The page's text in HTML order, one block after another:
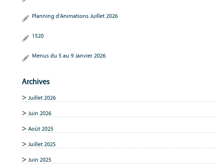
Planning d’Animations Juillet 2026
1520
Menus du 5 au 9 Janvier 2026
Archives
Juillet 2026
Juin 2026
Août 2025
Juillet 2025
Juin 2025